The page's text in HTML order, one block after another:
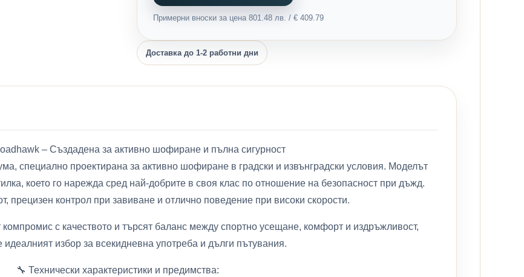
Примерни вноски за цена 801.48 лв. / € 409.79
Доставка до 1-2 работни дни
– Създадена за активно шофиране и пълна сигурност
специално проектирана за активно шофиране в градски и извънградски условия. Моделът
което го нарежда сред най-добрите в своя клас по отношение на безопасност при дъжд.
прецизен контрол при завиване и отлично поведение при високи скорости.
с качеството и търсят баланс между спортно усещане, комфорт и издръжливост,
идеалният избор за всекидневна употреба и дълги пътувания.
🔧 Технически характеристики и предимства: